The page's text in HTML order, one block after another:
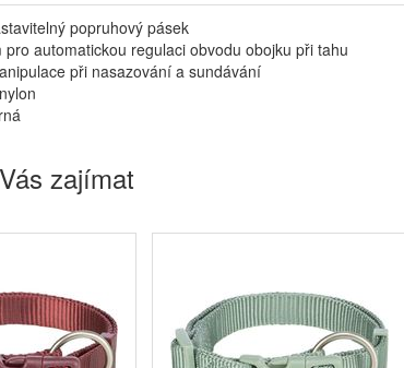
popruhový pásek
pro automatickou regulaci obvodu obojku při tahu
při nasazování a sundávání
nylon
zajímat